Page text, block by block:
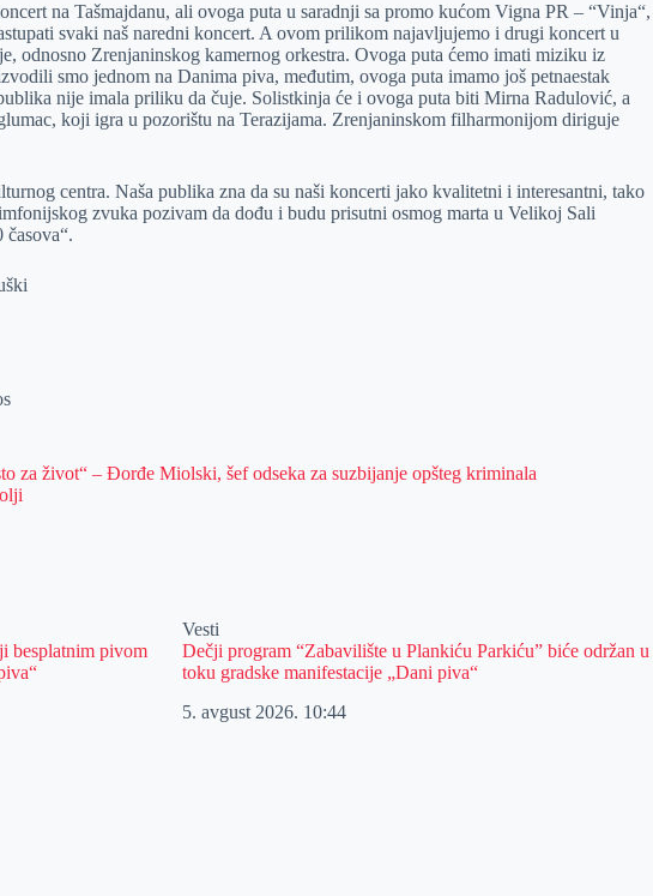
na Tašmajdanu, ali ovoga puta u saradnji sa promo kućom Vigna PR – “Vinja“,
svaki naš naredni koncert. A ovom prilikom najavljujemo i drugi koncert u
odnosno Zrenjaninskog kamernog orkestra. Ovoga puta ćemo imati miziku iz
smo jednom na Danima piva, međutim, ovoga puta imamo još petnaestak
nije imala priliku da čuje. Solistkinja će i ovoga puta biti Mirna Radulović, a
koji igra u pozorištu na Terazijama. Zrenjaninskom filharmonijom diriguje
centra. Naša publika zna da su naši koncerti jako kvalitetni i interesantni, tako
zvuka pozivam da dođu i budu prisutni osmog marta u Velikoj Sali
za život“ – Đorđe Miolski, šef odseka za suzbijanje opšteg kriminala
besplatnim pivom
Vesti
Dečji program “Zabavilište u Plankiću Parkiću” biće održan u
toku gradske manifestacije „Dani piva“
5. avgust 2026. 10:44